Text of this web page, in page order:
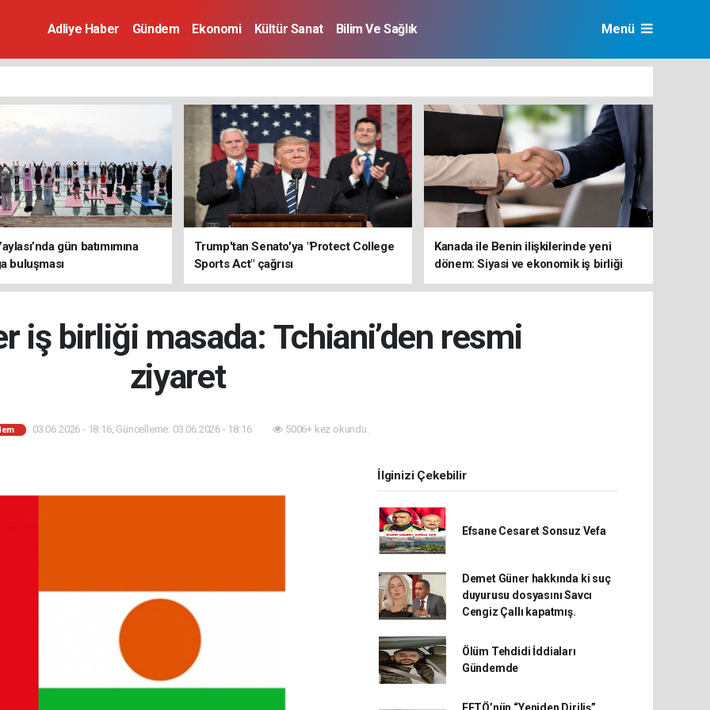
Adliye Haber Gündem Ekonomi Kültür Sanat Bilim Ve Sağlık Menü
gün batımımına
buluşması
Trump'tan Senato'ya "Protect College
Sports Act" çağrısı
Kanada ile Benin ilişkilerinde yeni
dönem: Siyasi ve ekonomik iş birliği
güçleniyor
iş birliği masada: Tchiani’den resmi
ziyaret
03.06.2026 - 18:16, Güncelleme: 03.06.2026 - 18:16 5006+ kez okundu.
İlginizi Çekebilir
Efsane Cesaret Sonsuz Vefa
Demet Güner hakkında ki suç
duyurusu dosyasını Savcı
Cengiz Çallı kapatmış.
Ölüm Tehdidi İddiaları
Gündemde